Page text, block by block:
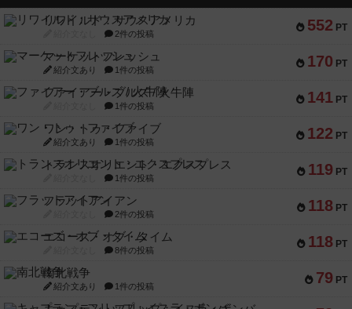
552 PT
リワイルド：サウスアメリカ
2件の投稿
170 PT
マーケットフレッシュ
紹介文あり 1件の投稿
141 PT
ファイアー・ブルズ / 火牛陣
1件の投稿
122 PT
ワン・トゥ・ファイブ
紹介文あり 1件の投稿
119 PT
トランスオリエント・エクスプレス
1件の投稿
118 PT
フラットアイアン
2件の投稿
118 PT
エコーズ・オブ・タイム
8件の投稿
79 PT
南北戦争
紹介文あり 1件の投稿